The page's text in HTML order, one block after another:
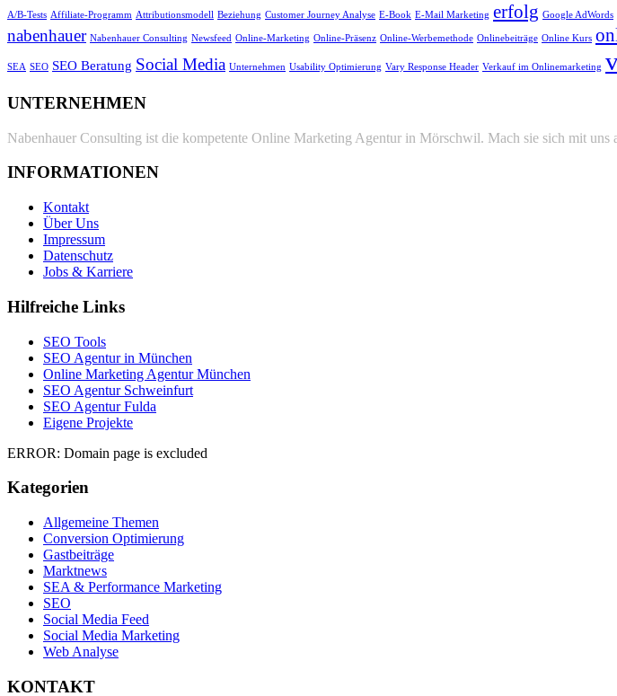
A/B-Tests Affiliate-Programm Attributionsmodell Beziehung Customer Journey Analyse E-Book E-Mail Marketing erfolg Google AdWords
nabenhauer Nabenhauer Consulting Newsfeed Online-Marketing Online-Präsenz Online-Werbemethode Onlinebeiträge Online Kurs
SEA SEO SEO Beratung Social Media Unternehmen Usability Optimierung Vary Response Header Verkauf im Onlinemarketing
UNTERNEHMEN
Nabenhauer Consulting ist die kompetente Online Marketing Agentur in Mörschwil. Mach sie sich mit uns
INFORMATIONEN
Kontakt
Über Uns
Impressum
Datenschutz
Jobs & Karriere
Hilfreiche Links
SEO Tools
SEO Agentur in München
Online Marketing Agentur München
SEO Agentur Schweinfurt
SEO Agentur Fulda
Eigene Projekte
ERROR: Domain page is excluded
Kategorien
Allgemeine Themen
Conversion Optimierung
Gastbeiträge
Marktnews
SEA & Performance Marketing
SEO
Social Media Feed
Social Media Marketing
Web Analyse
KONTAKT